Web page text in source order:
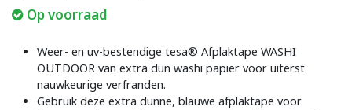
Op voorraad
Weer- en uv-bestendige tesa® Afplaktape WASHI
OUTDOOR van extra dun washi papier voor uiterst
nauwkeurige verfranden.
Gebruik deze extra dunne, blauwe afplaktape voor